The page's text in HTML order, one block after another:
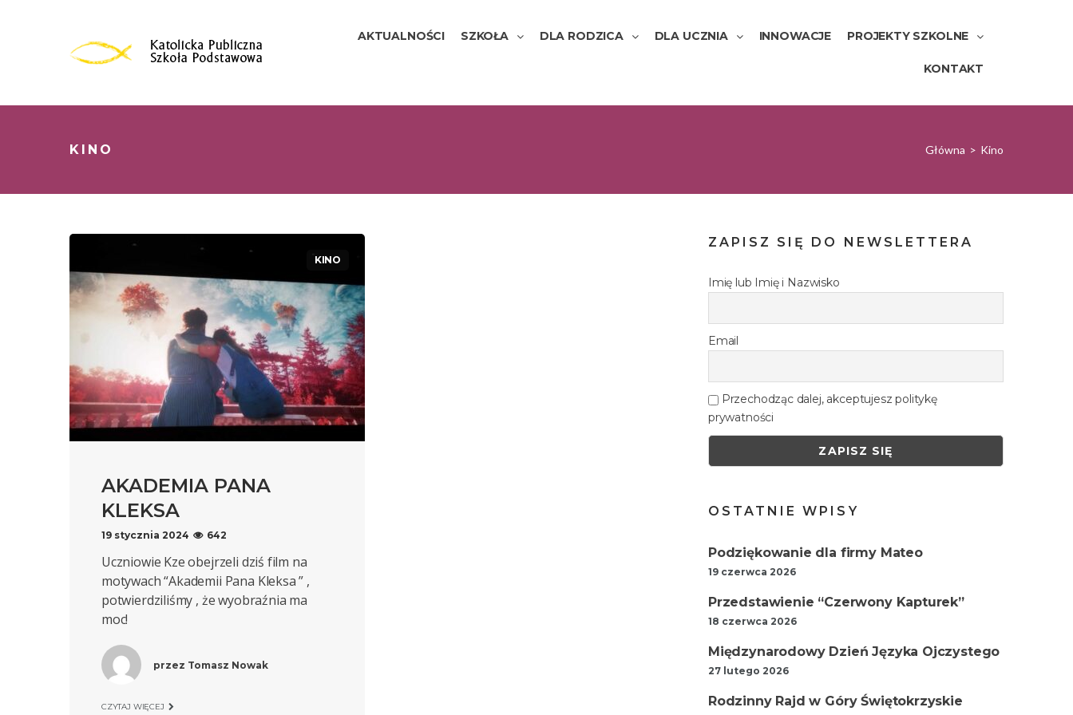
AKTUALNOŚCI SZKOŁA DLA RODZICA DLA UCZNIA INNOWACJE PROJEKTY SZKOLNE
KONTAKT
KINO Główna > Kino
KINO
AKADEMIA PANA
KLEKSA
19 stycznia 2024 642
Uczniowie Kze obejrzeli dziś film na
motywach “Akademii Pana Kleksa ” ,
potwierdziliśmy , że wyobraźnia ma
moc!
przez Tomasz Nowak
CZYTAJ WIĘCEJ
ZAPISZ SIĘ DO NEWSLETTERA
Imię lub Imię i Nazwisko
Email
Przechodząc dalej, akceptujesz politykę
prywatności
OSTATNIE WPISY
Podziękowanie dla firmy Mateo
19 czerwca 2026
Przedstawienie “Czerwony Kapturek”
18 czerwca 2026
Międzynarodowy Dzień Języka Ojczystego
27 lutego 2026
Rodzinny Rajd w Góry Świętokrzyskie